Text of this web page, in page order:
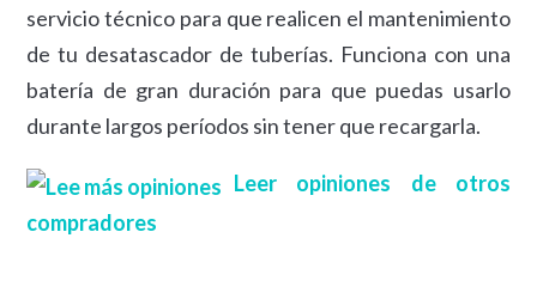
servicio técnico para que realicen el mantenimiento
de tu desatascador de tuberías. Funciona con una
batería de gran duración para que puedas usarlo
durante largos períodos sin tener que recargarla.
Leer opiniones de otros
compradores